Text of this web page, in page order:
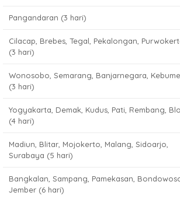
Pangandaran (3 hari)
Cilacap, Brebes, Tegal, Pekalongan,
(3 hari)
Wonosobo, Semarang, Banjarnegara,
(3 hari)
Yogyakarta, Demak, Kudus, Pati, Rembang,
(4 hari)
Madiun, Blitar, Mojokerto, Malang, Sidoarjo,
Surabaya (5 hari)
Bangkalan, Sampang, Pamekasan,
Jember (6 hari)